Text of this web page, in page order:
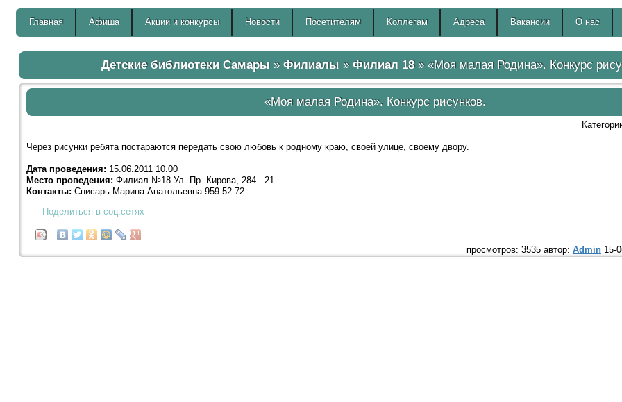
Главная Афиша Акции и конкурсы Новости Посетителям Коллегам Адреса Вакансии О нас
Детские библиотеки Самары» Филиалы» Филиал 18» «Моя малая Родина». Конкурс
«Моя малая Родина». Конкурс рисунков.
Через рисунки ребята постараются передать свою любовь к родному краю, своей улице, своему двору.
Дата проведения: 15.06.2011 10.00
Место проведения: Филиал №18 Ул. Пр. Кирова, 284 - 21
Контакты: Снисарь Марина Анатольевна 959-52-72
Поделиться в соц.сетях
просмотров: 3535 автор: Admin15-